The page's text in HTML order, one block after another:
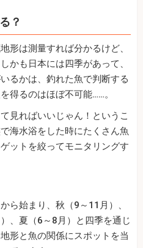
？
形は測量すれば分かるけど、
かも日本には四季があって、
るかは、釣れた魚で判断する
得るのはほぼ不可能……。
見ればいいじゃん！というこ
海水浴をした時にたくさん魚
ットを絞ってモニタリングす
ら始まり、秋（9～11月）、
、夏（6～8月）と四季を通じ
形と魚の関係にスポットを当